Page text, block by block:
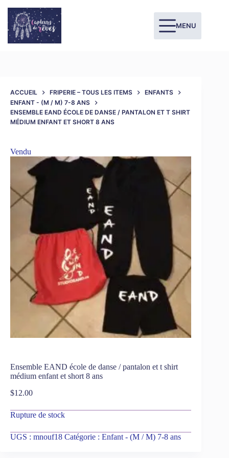
MENU
ACCUEIL FRIPERIE – TOUS LES ITEMS
ENFANTS
ENFANT - (M / M) 7-8 ANS
ENSEMBLE EAND ÉCOLE DE DANSE / PANTALON ET T SHIRT
MÉDIUM ENFANT ET SHORT 8 ANS
Vendu
Ensemble EAND école de danse / pantalon et t shirt
médium enfant et short 8 ans
$12.00
Rupture de stock
UGS : mnouf18 Catégorie : Enfant - (M / M) 7-8 ans